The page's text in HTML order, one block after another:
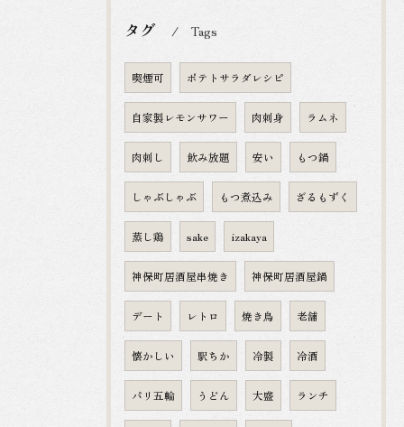
タグ Tags
喫煙可 ポテトサラダレシピ
自家製レモンサワー 肉刺身 ラムネ
肉刺し 飲み放題 安い もつ鍋
しゃぶしゃぶ もつ煮込み ざるもずく
蒸し鶏 sake izakaya
神保町居酒屋串焼き 神保町居酒屋鍋
デート レトロ 焼き鳥 老舗
懐かしい 駅ちか 冷製 冷酒
パリ五輪 うどん 大盛 ランチ